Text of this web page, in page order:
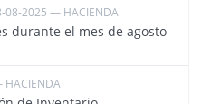
08-2025 — HACIENDA
durante el mes de agosto